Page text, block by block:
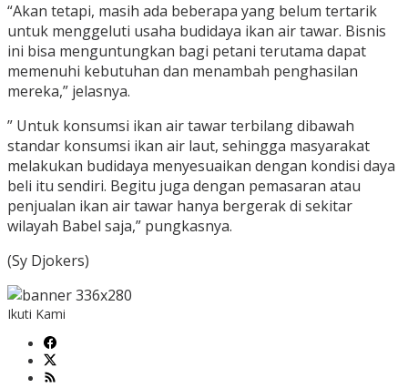
“Akan tetapi, masih ada beberapa yang belum tertarik
untuk menggeluti usaha budidaya ikan air tawar. Bisnis
ini bisa menguntungkan bagi petani terutama dapat
memenuhi kebutuhan dan menambah penghasilan
mereka,” jelasnya.
” Untuk konsumsi ikan air tawar terbilang dibawah
standar konsumsi ikan air laut, sehingga masyarakat
melakukan budidaya menyesuaikan dengan kondisi daya
beli itu sendiri. Begitu juga dengan pemasaran atau
penjualan ikan air tawar hanya bergerak di sekitar
wilayah Babel saja,” pungkasnya.
(Sy Djokers)
Ikuti Kami